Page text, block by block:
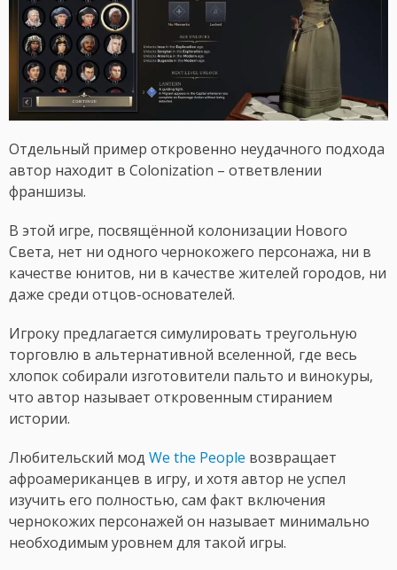
Отдельный пример откровенно неудачного подхода
автор находит в Colonization – ответвлении
франшизы.
В этой игре, посвящённой колонизации Нового
Света, нет ни одного чернокожего персонажа, ни в
качестве юнитов, ни в качестве жителей городов, ни
даже среди отцов-основателей.
Игроку предлагается симулировать треугольную
торговлю в альтернативной вселенной, где весь
хлопок собирали изготовители пальто и винокуры,
что автор называет откровенным стиранием
истории.
Любительский мод We the People возвращает
афроамериканцев в игру, и хотя автор не успел
изучить его полностью, сам факт включения
чернокожих персонажей он называет минимально
необходимым уровнем для такой игры.